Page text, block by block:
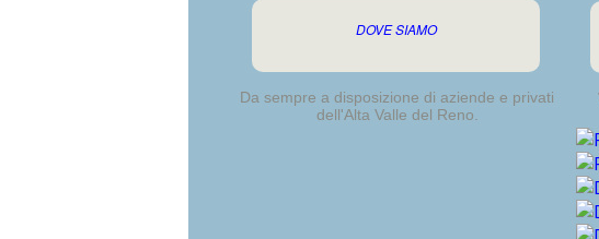
DOVE SIAMO
Da sempre a disposizione di aziende e privati
dell'Alta Valle del Reno.